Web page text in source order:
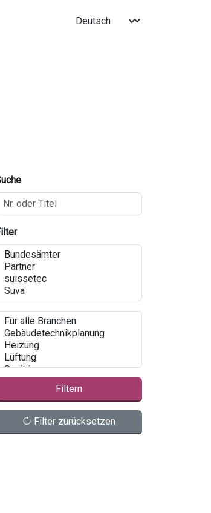
Filtern
Filter zurücksetzen